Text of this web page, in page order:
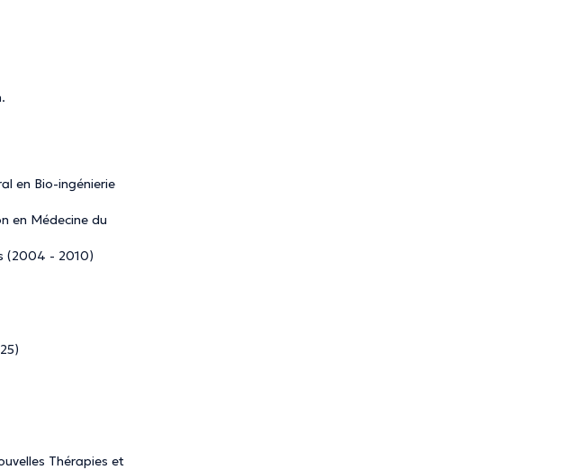
.
en Bio-ingénierie
en Médecine du
(2004 - 2010)
Thérapies et